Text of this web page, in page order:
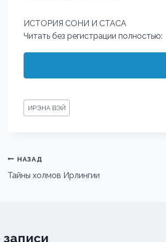
ИСТОРИЯ СОНИ И СТАСА
Читать без регистрации полностью:
Метки
записи:
ИРЭНА ВЭЙ
Навигация
по
НАЗАД
Тайны холмов Ирлингии